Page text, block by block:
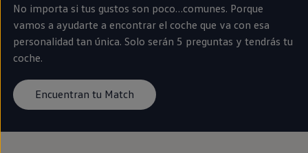
No importa si tus gustos son poco…comunes. Porque
vamos a ayudarte a encontrar el coche que va con esa
personalidad tan única. Solo serán 5 preguntas y tendrás tu
coche.
Encuentran tu Match